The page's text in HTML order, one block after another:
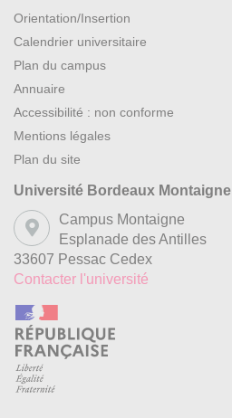
Orientation/Insertion
Calendrier universitaire
Plan du campus
Annuaire
Accessibilité : non conforme
Mentions légales
Plan du site
Université Bordeaux Montaigne
Campus Montaigne
Esplanade des Antilles
33607 Pessac Cedex
Contacter l'université